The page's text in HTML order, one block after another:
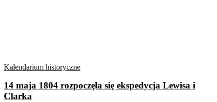
Kalendarium historyczne
14 maja 1804 rozpoczęła się ekspedycja Lewisa i
Clarka